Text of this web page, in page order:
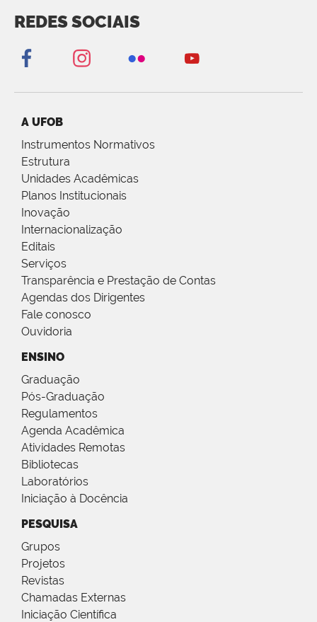
REDES SOCIAIS
A UFOB
Instrumentos Normativos
Estrutura
Unidades Acadêmicas
Planos Institucionais
Inovação
Internacionalização
Editais
Serviços
Transparência e Prestação de Contas
Agendas dos Dirigentes
Fale conosco
Ouvidoria
ENSINO
Graduação
Pós-Graduação
Regulamentos
Agenda Acadêmica
Atividades Remotas
Bibliotecas
Laboratórios
Iniciação à Docência
PESQUISA
Grupos
Projetos
Revistas
Chamadas Externas
Iniciação Científica